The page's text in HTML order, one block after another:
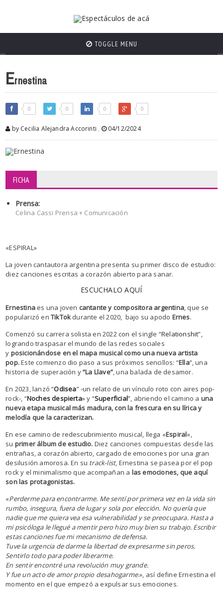
TOGGLE MENU
Ernestina
0 0 0 0
by Cecilia Alejandra Accorinti , 04/12/2024
FICHA
Prensa:
Celina Cassi Prensa + Comunicación
«ESPIRAL»
La joven cantautora argentina presenta su primer disco de estudio:
diez canciones escritas a corazón abierto para sanar.
ESCUCHALO AQUÍ
Ernestinaes una joven cantante y compositora argentina, que se
popularizó en TikTok durante el 2020, bajo su apodo Ernes.
Comenzó su carrera solista en 2022 con el single “Relationshit”,
logrando traspasar el mundo de las redes sociales
y posicionándose en el mapa musical como una nueva artista
pop.Este comienzo dio paso a sus próximos sencillos: “Ella”, una
historia de superación y“La Llave”, una balada de desamor.
En 2023, lanzó “Odisea” -un relato de un vínculo roto con aires pop-
rock-, “Noches despierta» y “Superficial”, abriendo el camino a una
nueva etapa musical más madura, con la frescura en su lírica y
melodía que la caracterizan.
En ese camino de redescubrimiento musical, llega «Espiral«,
su primer álbum de estudio. Diez canciones compuestas desde las
entrañas, a corazón abierto, cargado de emociones por una gran
desilusión amorosa. En su track-list, Ernestina se pasea por el pop
rock y el minimalismo que acompañan a las emociones, que aquí
son las protagonistas.
«Perderme para encontrarme. Me sentí por primera vez en la vida sin
rumbo, insegura, fuera de lugar y sola por elección. No quería que
nadie que me quiera vea esa vulnerabilidad y se preocupara. Hasta a
mi psicóloga le llegué a mentir pero hizo muy bien su trabajo. Escribir
estas canciones fue mi mecanismo de defensa.
Tuve la urgencia de darme la libertad de expresarme sin peros.
Sentirlo todo para poder liberarme.
En sentir encontré una revolución muy grande.
Y fue un acto de amor propio desahogarme.», así define Ernestina el
momento en el que empezó a expulsar sus emociones.